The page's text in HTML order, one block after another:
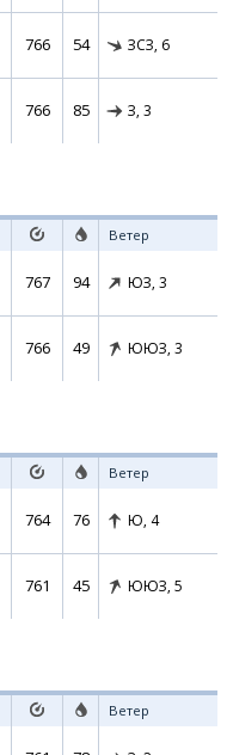
766 54 ЗСЗ, 6
766 85 З, 3
Ветер
767 94 ЮЗ, 3
766 49 ЮЮЗ, 3
Ветер
764 76 Ю, 4
761 45 ЮЮЗ, 5
Ветер